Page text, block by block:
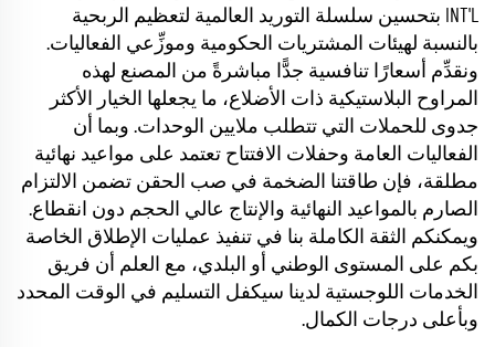
INT'L بتحسين سلسلة التوريد العالمية لتعظيم الربحية
بالنسبة لهيئات المشتريات الحكومية وموزِّعي الفعاليات.
ونقدِّم أسعارًا تنافسية جدًّا مباشرةً من المصنع لهذه
المراوح البلاستيكية ذات الأضلاع، ما يجعلها الخيار الأكثر
جدوى للحملات التي تتطلب ملايين الوحدات. وبما أن
الفعاليات العامة وحفلات الافتتاح تعتمد على مواعيد نهائية
مطلقة، فإن طاقتنا الضخمة في صب الحقن تضمن الالتزام
الصارم بالمواعيد النهائية والإنتاج عالي الحجم دون انقطاع.
ويمكنكم الثقة الكاملة بنا في تنفيذ عمليات الإطلاق الخاصة
بكم على المستوى الوطني أو البلدي، مع العلم أن فريق
الخدمات اللوجستية لدينا سيكفل التسليم في الوقت المحدد
وبأعلى درجات الكمال.